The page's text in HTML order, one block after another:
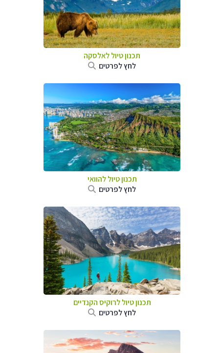
תכנון טיול לאלסקה
לחץ לפרטים
תכנון טיול להוואי
לחץ לפרטים
תכנון טיול לרוקיס הקנדיים
לחץ לפרטים